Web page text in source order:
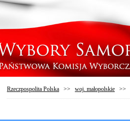
Rzeczpospolita Polska >> woj. małopolskie >>